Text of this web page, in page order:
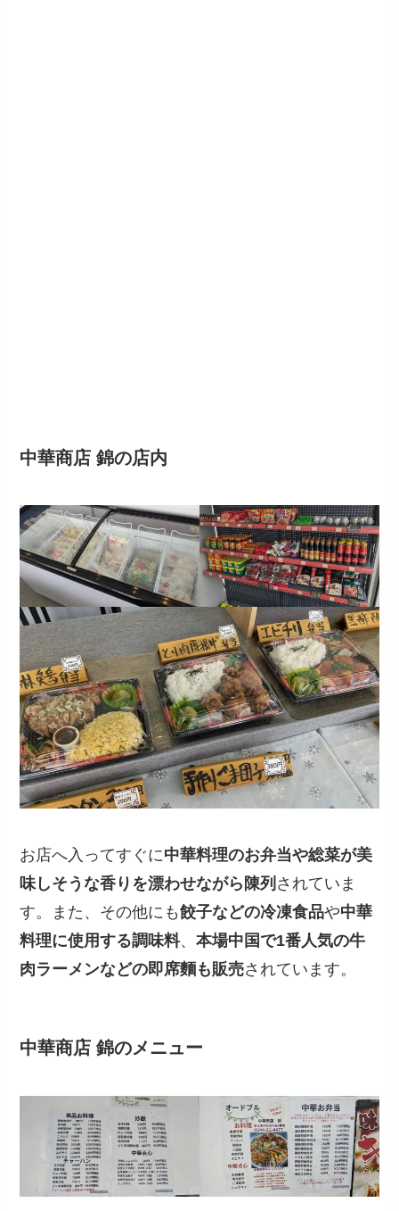
中華商店 錦の店内
お店へ入ってすぐに中華料理のお弁当や総菜が美
味しそうな香りを漂わせながら陳列 されていま
す。また、その他にも餃子などの冷凍食品や中華
料理に使用する調味料、本場中国で1番人気の牛
肉ラーメンなどの即席麵も販売されています。
中華商店 錦のメニュー